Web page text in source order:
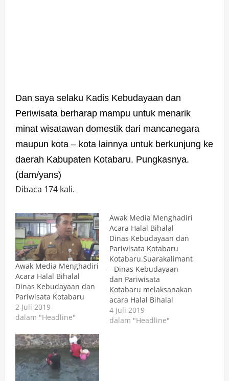
Dan saya selaku Kadis Kebudayaan dan
Periwisata berharap mampu untuk menarik
minat wisatawan domestik dari mancanegara
maupun kota – kota lainnya untuk berkunjung ke
daerah Kabupaten Kotabaru. Pungkasnya.
(dam/yans)
Dibaca 174 kali.
Awak Media Menghadiri
Acara Halal Bihalal
Dinas Kebudayaan dan
Pariwisata Kotabaru
2 Juli 2019
dalam "Headline"
Awak Media Menghadiri
Acara Halal Bihalal
Dinas Kebudayaan dan
Pariwisata Kotabaru
Kotabaru.Suarakalimantan.com
- Dinas Kebudayaan
dan Pariwisata
Kotabaru melaksanakan
acara Halal Bihalal
bersama Awak Media
bertempat diruang Aula
4 Juli 2019
dalam "Headline"